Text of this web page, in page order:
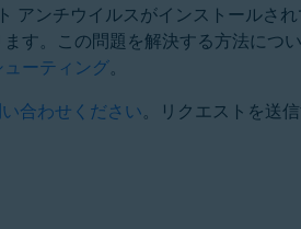
アンチウイルスがインストールさ
す。この問題を解決する方法につ
ーティング。
合わせください。リクエストを送